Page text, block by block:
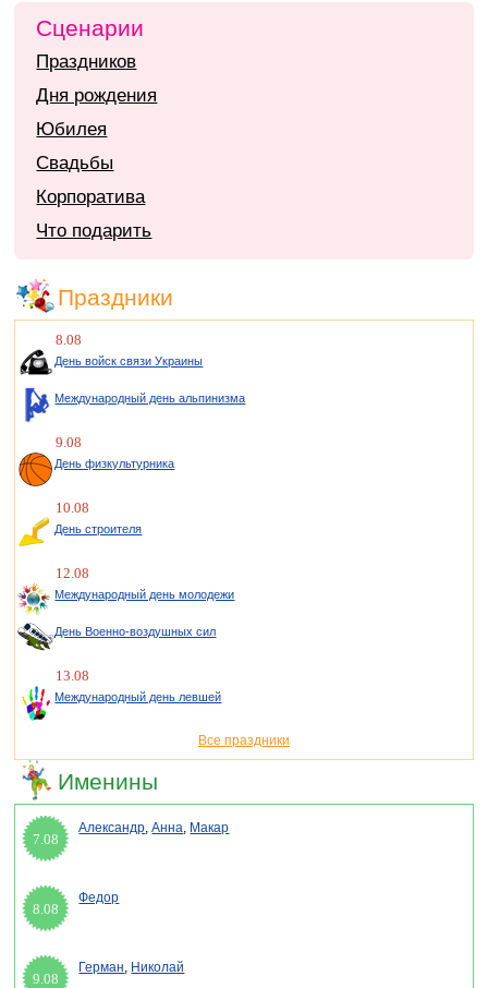
Сценарии
Праздников
Дня рождения
Юбилея
Свадьбы
Корпоратива
Что подарить
Праздники
8.08
День войск связи Украины
Международный день альпинизма
9.08
День физкультурника
10.08
День строителя
12.08
Международный день молодежи
День Военно-воздушных сил
13.08
Международный день левшей
Все праздники
Именины
7.08
Александр,Анна, Макар
8.08
Федор
9.08
Герман, Николай